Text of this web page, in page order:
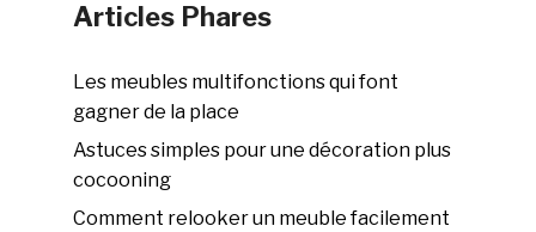
Articles Phares
Les meubles multifonctions qui font
gagner de la place
Astuces simples pour une décoration plus
cocooning
Comment relooker un meuble facilement